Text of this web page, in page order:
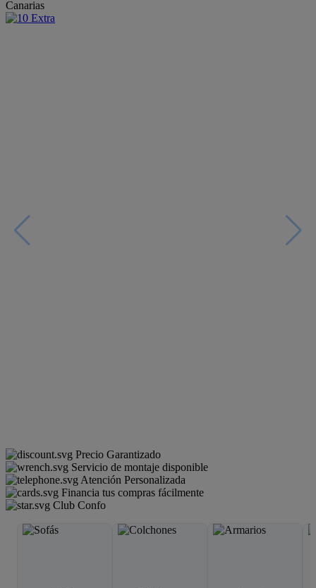
Canarias
Precio Garantizado
Servicio de montaje disponible
Atención Personalizada
Financia tus compras fácilmente
Club Confo